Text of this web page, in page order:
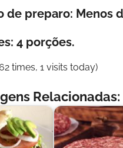
de preparo: Menos
4 porções.
times, 1 visits today)
Relacionadas: